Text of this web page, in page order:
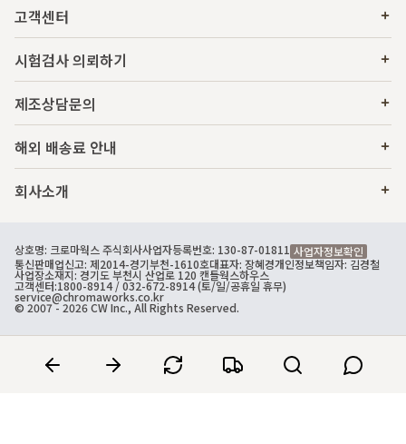
고객센터
시험검사 의뢰하기
제조상담문의
해외 배송료 안내
회사소개
상호명: 크로마웍스 주식회사사업자등록번호: 130-87-01811 사업자정보확인
통신판매업신고: 제2014-경기부천-1610호대표자: 장혜경개인정보책임자: 김경철
사업장소재지: 경기도 부천시 산업로 120 캔들웍스하우스
고객센터:1800-8914/ 032-672-8914 (토/일/공휴일 휴무)
service@chromaworks.co.kr
© 2007 - 2026 CW Inc., All Rights Reserved.